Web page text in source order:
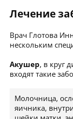
Лечение
Врач Глотова
нескольким
Акушер, в круг
входят такие
Молочница,
яичника,